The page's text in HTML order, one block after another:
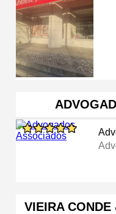
VIEIRA